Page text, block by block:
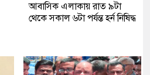
আবাসিক এলাকায় রাত ৯টা
থেকে সকাল ৬টা পর্যন্ত হর্ন নিষিদ্ধ